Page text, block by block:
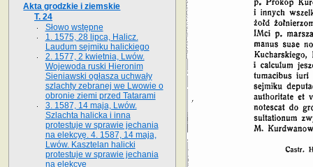
Akta grodzkie i ziemskie
T. 24
Słowo wstępne
1. 1575, 28 lipca, Halicz.
Laudum sejmiku halickiego
2. 1577, 2 kwietnia, Lwów.
Wojewoda ruski Hieronim
Sieniawski ogłasza uchwały
szlachty zebranej we Lwowie o
obronie ziemi przed Tatarami
3. 1587, 14 maja, Lwów.
Szlachta halicka i inna
protestuje w sprawie jechania
na elekcyę. 4. 1587, 14 maja,
Lwów. Kasztelan halicki
protestuje w sprawie jechania
na elekcyę